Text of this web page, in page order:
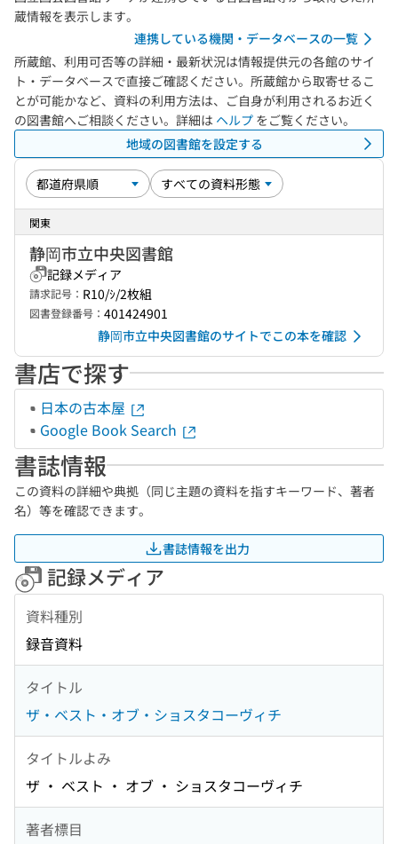
蔵情報を表示します。
連携している機関・データベースの一覧
所蔵館、利用可否等の詳細・最新状況は情報提供元の各館のサイ
ト・データベースで直接ご確認ください。所蔵館から取寄せるこ
とが可能かなど、資料の利用方法は、ご自身が利用されるお近く
の図書館へご相談ください。詳細は ヘルプ をご覧ください。
地域の図書館を設定する
関東
静岡市立中央図書館
記録メディア
請求記号： R10/ｼ/2枚組
図書登録番号： 401424901
静岡市立中央図書館のサイトでこの本を確認
書店で探す
日本の古本屋
Google Book Search
書誌情報
この資料の詳細や典拠（同じ主題の資料を指すキーワード、著者
名）等を確認できます。
書誌情報を出力
記録メディア
資料種別
録音資料
タイトル
ザ・ベスト・オブ・ショスタコーヴィチ
タイトルよみ
ザ ・ ベスト ・ オブ ・ ショスタコーヴィチ
著者標目